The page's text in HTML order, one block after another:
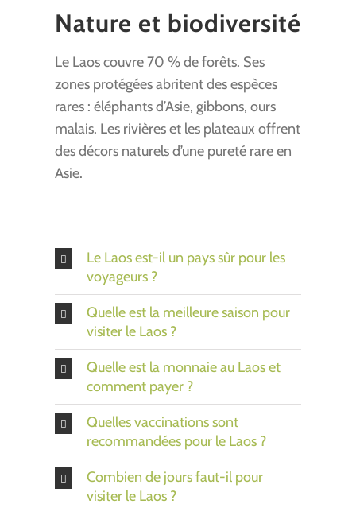
Nature et biodiversité
Le Laos couvre 70 % de forêts. Ses
zones protégées abritent des espèces
rares : éléphants d’Asie, gibbons, ours
malais. Les rivières et les plateaux offrent
des décors naturels d’une pureté rare en
Asie.
Le Laos est-il un pays sûr pour les
voyageurs ?
Quelle est la meilleure saison pour
visiter le Laos ?
Quelle est la monnaie au Laos et
comment payer ?
Quelles vaccinations sont
recommandées pour le Laos ?
Combien de jours faut-il pour
visiter le Laos ?